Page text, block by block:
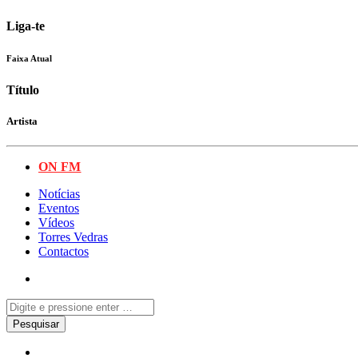
Liga-te
Faixa Atual
Título
Artista
ON FM
Notícias
Eventos
Vídeos
Torres Vedras
Contactos